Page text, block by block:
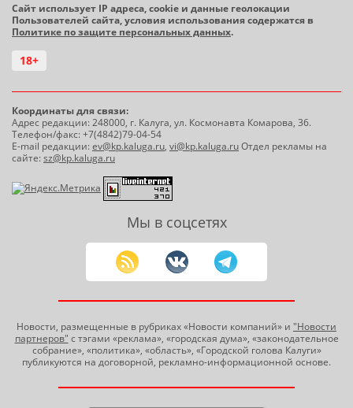
Сайт использует IP адреса, cookie и данные геолокации
Пользователей сайта, условия использования содержатся в
Политике по защите персональных данных.
18+
Координаты для связи:
Адрес редакции: 248000, г. Калуга, ул. Космонавта Комарова, 36.
Телефон/факс: +7(4842)79-04-54
E-mail редакции:ev@kp.kaluga.ru, vi@kp.kaluga.ruОтдел рекламы на
сайте:sz@kp.kaluga.ru
Мы в соцсетях
Новости, размещенные в рубриках «Новости компаний» и "Новости
партнеров" с тэгами «реклама», «городская дума», «законодательное
собрание», «политика», «область», «Городской голова Калуги»
публикуются на договорной, рекламно-информационной основе.